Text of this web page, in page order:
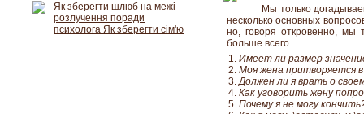
Мы только
несколько основных
но, говоря откровенно, мы
больше всего.
Имеет ли размер
Моя жена притворяется
Должен ли я врать о
Как уговорить жену
Почему я не могу
Як зберегти шлюб на межі
розлучення поради
психолога Як зберегти сім'ю